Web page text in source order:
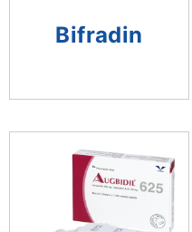
Bifradin